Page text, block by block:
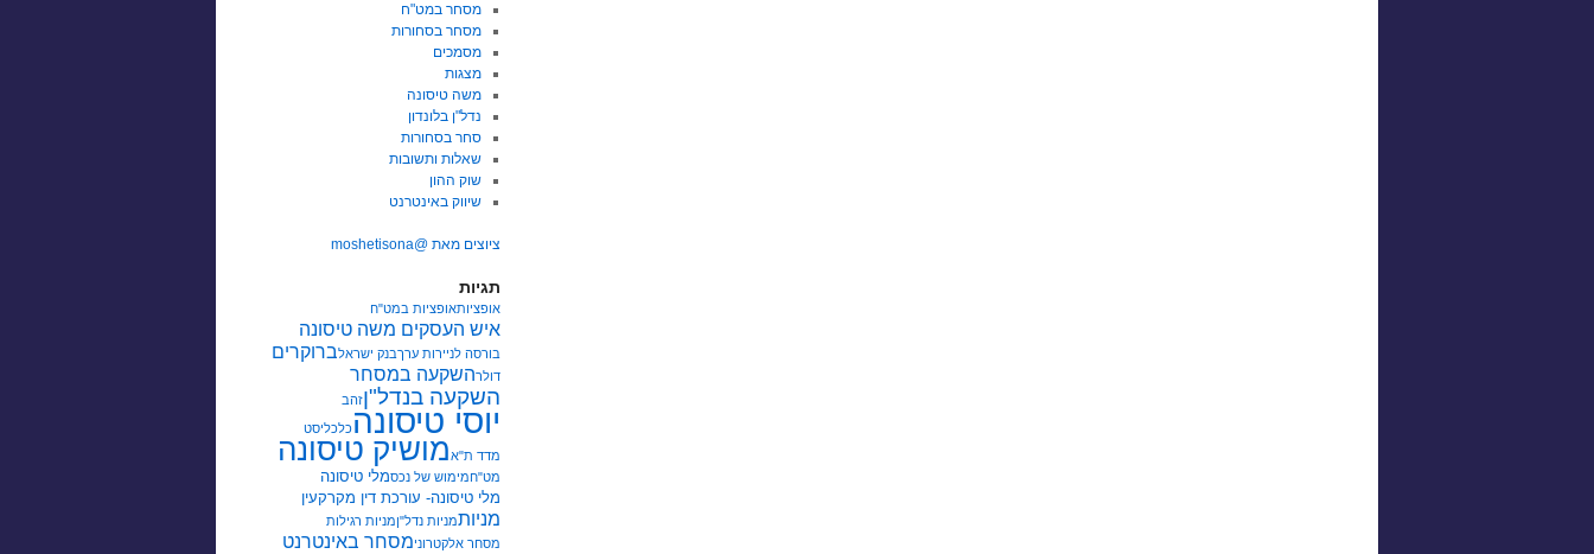
מסחר במט"ח
מסחר בסחורות
מסמכים
מצגות
משה טיסונה
נדל"ן בלונדון
סחר בסחורות
שאלות ותשובות
שוק ההון
שיווק באינטרנט
ציוצים מאת @moshetisona
תגיות
אופציותאופציות במט"ח
איש העסקים משה טיסונה
בורסה לניירות ערךבנק ישראלברוקרים
דולרהשקעה במסחר
השקעה בנדל"ןזהב
יוסי טיסונהכלכליסט
מדד ת"אמושיק טיסונה
מט"חמימוש של נכסמלי טיסונה
מלי טיסונה- עורכת דין מקרקעין
מניותמניות נדל"ןמניות רגילות
מסחר אלקטרונימסחר באינטרנט